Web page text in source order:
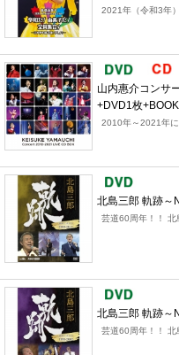
2021年（令和3年
山内惠介コンサ
+DVD1枚+BOOK
2010年～2021年に
北島三郎 軌跡～
芸道60周年！！ 北
北島三郎 軌跡～
芸道60周年！！ 北